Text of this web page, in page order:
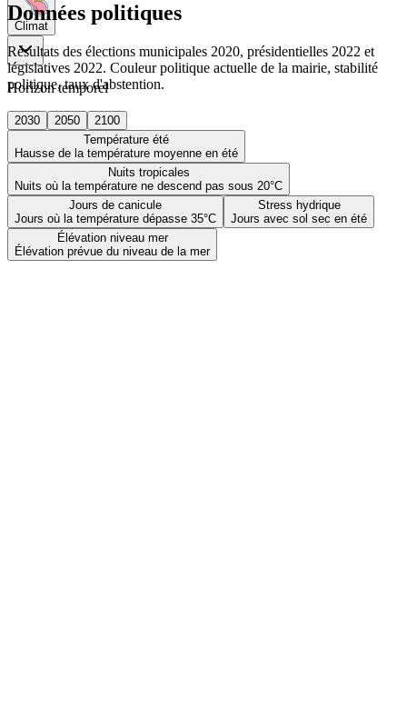
Climat
Horizon temporel
2030 2050
2100
Température été
Hausse de la température moyenne en été
Nuits tropicales
Nuits où la température ne descend pas sous 20°C
Jours de canicule
Jours où la température dépasse 35°C
Stress hydrique
Jours avec sol sec en été
Élévation niveau mer
Élévation prévue du niveau de la mer
Données politiques
Résultats des élections municipales 2020, présidentielles 2022 et
législatives 2022. Couleur politique actuelle de la mairie, stabilité
politique, taux d'abstention.